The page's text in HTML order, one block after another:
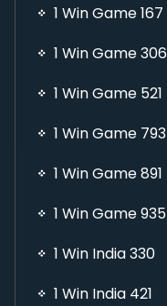
1 Win Game 167
1 Win Game 306
1 Win Game 521
1 Win Game 793
1 Win Game 891
1 Win Game 935
1 Win India 330
1 Win India 421